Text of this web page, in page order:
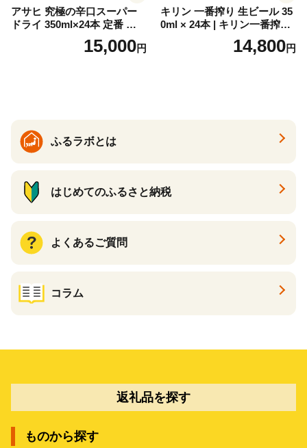
アサヒ 究極の辛口スーパー
ドライ 350ml×24本 定番 ビー
ル 缶ビール 酒 お酒 アルコー
15,000円
キリン 一番搾り 生ビール 35
0ml × 24本 | キリン一番搾り
キリンビール 一番搾り ビー
ル 24缶 きりんいちばんしぼ
14,800円
ふるラボとは
はじめてのふるさと納税
よくあるご質問
コラム
返礼品を探す
ものから探す